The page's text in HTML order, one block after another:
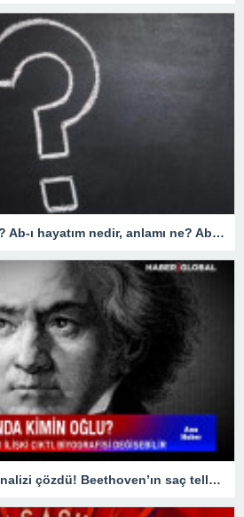
Abı hayatım ne demek? Ab-ı hayatım nedir, anlamı ne? Abı hayatım kime denir? Yüz Yıllık Mucize Abı hayatım anlamı!
200 yıllık gizemi DNA analizi çözdü! Beethoven’ın saç telleri ölümüne yol açan hastalığı aydınlattı